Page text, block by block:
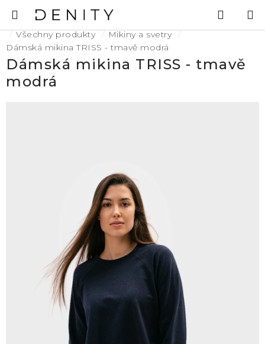
na
obsah
Hledat
Domů
Všechny produkty
Mikiny a svetry
Dámská mikina TRISS - tmavě modrá
Dámská mikina TRISS - tmavě
modrá